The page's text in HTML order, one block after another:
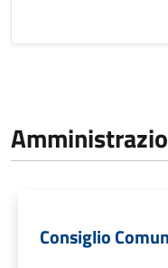
Consiglio